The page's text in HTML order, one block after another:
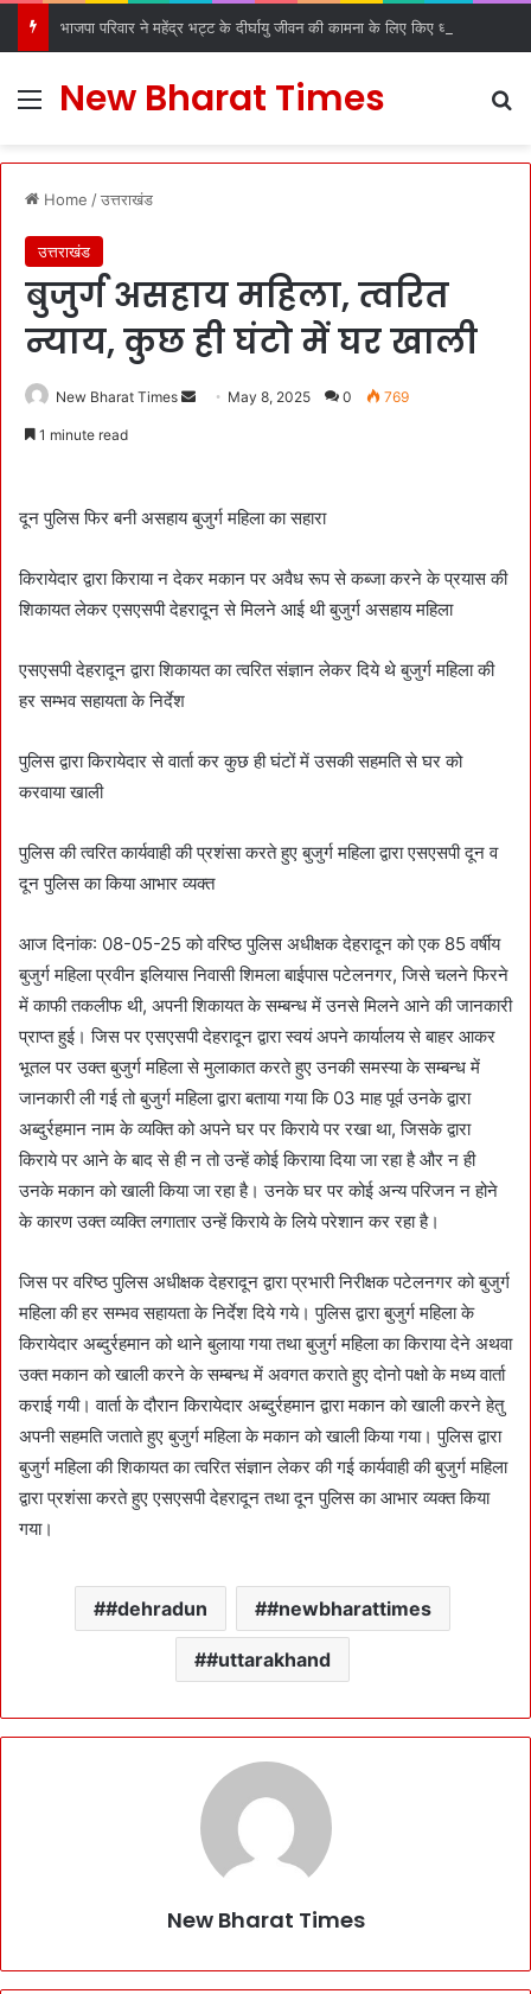
Menu
New Bharat Times
Home /उत्तराखंड
उत्तराखंड
बुजुर्ग असहाय महिला, त्वरित
न्याय, कुछ ही घंटो में घर खाली
New Bharat Times
a
a
l
May 8, 2025 0 769
1 minute read
दून पुलिस फिर बनी असहाय बुजुर्ग महिला का सहारा
किरायेदार द्वारा किराया न देकर मकान पर अवैध रूप से कब्जा करने के प्रयास की
शिकायत लेकर एसएसपी देहरादून से मिलने आई थी बुजुर्ग असहाय महिला
एसएसपी देहरादून द्वारा शिकायत का त्वरित संज्ञान लेकर दिये थे बुजुर्ग महिला की
हर सम्भव सहायता के निर्देश
पुलिस द्वारा किरायेदार से वार्ता कर कुछ ही घंटों में उसकी सहमति से घर को
करवाया खाली
पुलिस की त्वरित कार्यवाही की प्रशंसा करते हुए बुजुर्ग महिला द्वारा एसएसपी दून व
दून पुलिस का किया आभार व्यक्त
आज दिनांक: 08-05-25 को वरिष्ठ पुलिस अधीक्षक देहरादून को एक 85 वर्षीय
बुजुर्ग महिला प्रवीन इलियास निवासी शिमला बाईपास पटेलनगर, जिसे चलने फिरने
में काफी तकलीफ थी, अपनी शिकायत के सम्बन्ध में उनसे मिलने आने की जानकारी
प्राप्त हुई। जिस पर एसएसपी देहरादून द्वारा स्वयं अपने कार्यालय से बाहर आकर
भूतल पर उक्त बुजुर्ग महिला से मुलाकात करते हुए उनकी समस्या के सम्बन्ध में
जानकारी ली गई तो बुजुर्ग महिला द्वारा बताया गया कि 03 माह पूर्व उनके द्वारा
अब्दुर्रहमान नाम के व्यक्ति को अपने घर पर किराये पर रखा था, जिसके द्वारा
किराये पर आने के बाद से ही न तो उन्हें कोई किराया दिया जा रहा है और न ही
उनके मकान को खाली किया जा रहा है। उनके घर पर कोई अन्य परिजन न होने
के कारण उक्त व्यक्ति लगातार उन्हें किराये के लिये परेशान कर रहा है।
जिस पर वरिष्ठ पुलिस अधीक्षक देहरादून द्वारा प्रभारी निरीक्षक पटेलनगर को बुजुर्ग
महिला की हर सम्भव सहायता के निर्देश दिये गये। पुलिस द्वारा बुजुर्ग महिला के
किरायेदार अब्दुर्रहमान को थाने बुलाया गया तथा बुजुर्ग महिला का किराया देने अथवा
उक्त मकान को खाली करने के सम्बन्ध में अवगत कराते हुए दोनो पक्षो के मध्य वार्ता
कराई गयी। वार्ता के दौरान किरायेदार अब्दुर्रहमान द्वारा मकान को खाली करने हेतु
अपनी सहमति जताते हुए बुजुर्ग महिला के मकान को खाली किया गया। पुलिस द्वारा
बुजुर्ग महिला की शिकायत का त्वरित संज्ञान लेकर की गई कार्यवाही की बुजुर्ग महिला
द्वारा प्रशंसा करते हुए एसएसपी देहरादून तथा दून पुलिस का आभार व्यक्त किया
गया।
#dehradun #newbharattimes
#uttarakhand
New Bharat Times